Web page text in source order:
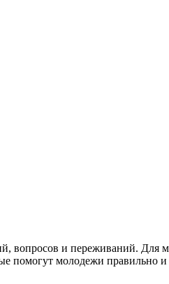
и переживаний. Для
помогут молодежи правильно и